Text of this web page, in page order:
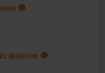
L’ABREUVOIR